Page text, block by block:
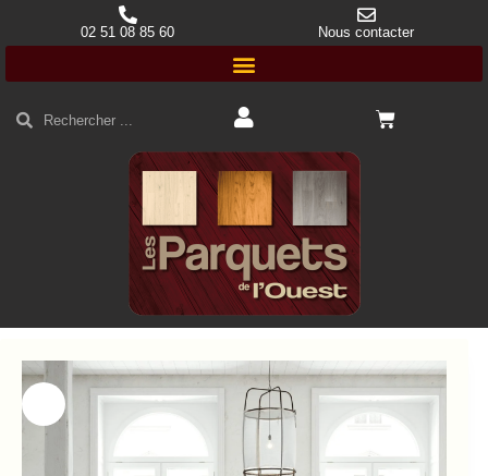
02 51 08 85 60 Nous contacter